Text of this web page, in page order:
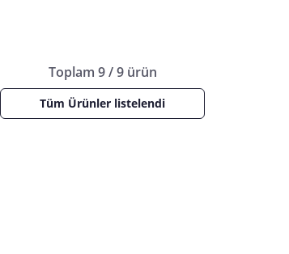
Toplam 9 / 9 ürün
Tüm Ürünler listelendi